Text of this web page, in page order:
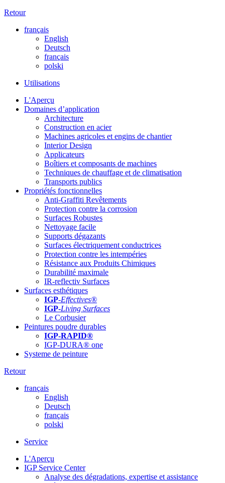
Retour
français
English
Deutsch
français
polski
Utilisations
L'Aperçu
Domaines d’application
Architecture
Construction en acier
Machines agricoles et engins de chantier
Interior Design
Applicateurs
Boîtiers et composants de machines
Techniques de chauffage et de climatisation
Transports publics
Propriétés fonctionnelles
Anti-Graffiti Revêtements
Protection contre la corrosion
Surfaces Robustes
Nettoyage facile
Supports dégazants
Surfaces électriquement conductrices
Protection contre les intempéries
Résistance aux Produits Chimiques
Durabilité maximale
IR-reflectiv Surfaces
Surfaces esthétiques
IGP-Effectives®
IGP-Living Surfaces
Le Corbusier
Peintures poudre durables
IGP-RAPID®
IGP-DURA® one
Systeme de peinture
Retour
français
English
Deutsch
français
polski
Service
L'Aperçu
IGP Service Center
Analyse des dégradations, expertise et assistance